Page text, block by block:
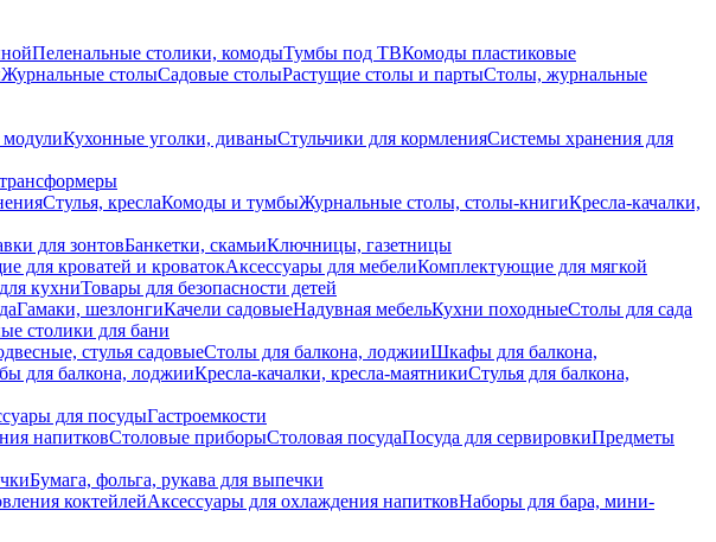
Пеленальные столики, комодыТумбы под ТВКомоды пластиковые
Журнальные столыСадовые столыРастущие столы и партыСтолы, журнальные
Кухонные уголки, диваныСтульчики для кормленияСистемы хранения для
Стулья, креслаКомоды и тумбыЖурнальные столы, столы-книгиКресла-качалки,
для зонтовБанкетки, скамьиКлючницы, газетницы
для кроватей и кроватокАксессуары для мебелиКомплектующие для мягкой
кухниТовары для безопасности детей
Гамаки, шезлонгиКачели садовыеНадувная мебельКухни походныеСтолы для сада
столики для бани
стулья садовыеСтолы для балкона, лоджииШкафы для балкона,
для балкона, лоджииКресла-качалки, кресла-маятникиСтулья для балкона,
для посудыГастроемкости
напитковСтоловые приборыСтоловая посудаПосуда для сервировкиПредметы
Бумага, фольга, рукава для выпечки
коктейлейАксессуары для охлаждения напитковНаборы для бара, мини-